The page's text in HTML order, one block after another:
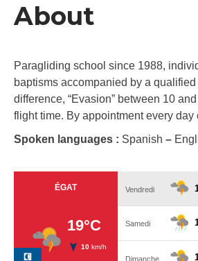
About
Paragliding school since 1988,
baptisms accompanied by a
difference, “Evasion” between 10
flight time. By appointment every day
Spoken languages : Spanish –